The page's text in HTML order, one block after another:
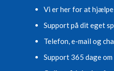
Vi er her for at hjælpe
Support på dit eget
Telefon, e-mail og
Support 365 dage